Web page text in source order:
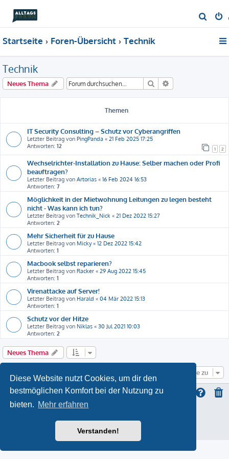
Diese Website nutzt Cookies, um dir den
bestmöglichen Komfort bei der Nutzung zu
bieten. Mehr erfahren
Verstanden!
u
Startseite Foren-Übersicht Technik
Technik
Neues Thema Suche
Themen
IT Security Consulting – Schutz vor Cyberangriffen
Letzter Beitrag von PingPanda « 21 Feb 2025 17:25
Antworten: 12 1 2
Wechselrichter-Installation zu Hause: Selber machen oder Profi
beauftragen?
Letzter Beitrag von Artorias « 16 Feb 2024 16:53
Antworten: 7
Möglichkeit in der Mietwohnung Leitungen zu legen besteht
nicht - Was kann ich tun?
Letzter Beitrag von Technik_Nick « 21 Dez 2022 15:27
Antworten: 2
Mehr Sicherheit für zu Hause
Letzter Beitrag von Micky« 12 Dez 2022 15:42
Antworten: 1
Macbook selbst reparieren?
Letzter Beitrag von Racker « 29 Aug 2022 15:45
Antworten: 1
Virenattacke auf Server!
Letzter Beitrag von Harald « 04 Mär 2022 15:13
Antworten: 1
Schutz vor der Hitze
Letzter Beitrag von Niklas « 30 Jul 2021 10:03
Antworten: 2
Neues Thema
Gehe zu
phpBB.de
Datenschutz|Nutzungsbedingungen